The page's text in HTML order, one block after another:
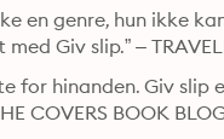
en genre, hun ikke
Giv slip.” –
for hinanden. Giv slip
COVERS BOOK